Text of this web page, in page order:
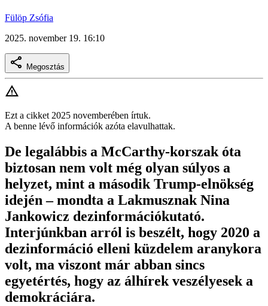
Fülöp Zsófia
2025. november 19. 16:10
Megosztás
Ezt a cikket 2025 novemberében írtuk.
A benne lévő információk azóta elavulhattak.
De legalábbis a McCarthy-korszak óta
biztosan nem volt még olyan súlyos a
helyzet, mint a második Trump-elnökség
idején – mondta a Lakmusznak Nina
Jankowicz dezinformációkutató.
Interjúnkban arról is beszélt, hogy 2020 a
dezinformáció elleni küzdelem aranykora
volt, ma viszont már abban sincs
egyetértés, hogy az álhírek veszélyesek a
demokráciára.